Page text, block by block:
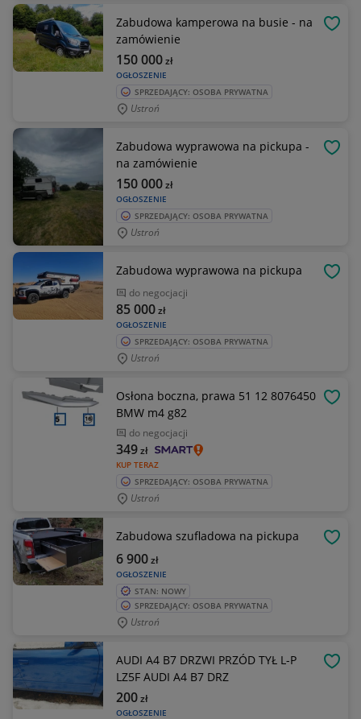
Zabudowa kamperowa na busie - na
zamówienie
OGŁOSZENIE
150 000zł
SPRZEDAJĄCY: OSOBA PRYWATNA
Ustroń
Zabudowa wyprawowa na pickupa -
na zamówienie
OGŁOSZENIE
150 000zł
SPRZEDAJĄCY: OSOBA PRYWATNA
Ustroń
Zabudowa wyprawowa na pickupa
do negocjacji
OGŁOSZENIE
85 000zł
SPRZEDAJĄCY: OSOBA PRYWATNA
Ustroń
Osłona boczna, prawa 51 12 8076450
BMW m4 g82
do negocjacji
KUP TERAZ
349zł
SPRZEDAJĄCY: OSOBA PRYWATNA
Ustroń
Zabudowa szufladowa na pickupa
OGŁOSZENIE
6 900zł
STAN: NOWY
SPRZEDAJĄCY: OSOBA PRYWATNA
Ustroń
AUDI A4 B7 DRZWI PRZÓD TYŁ L-P
LZ5F AUDI A4 B7 DRZ
OGŁOSZENIE
200zł